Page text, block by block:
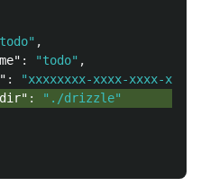
,
: "todo" ,
:
"xxxxxxxx-xxxx-xxxx-
:
"./drizzle"